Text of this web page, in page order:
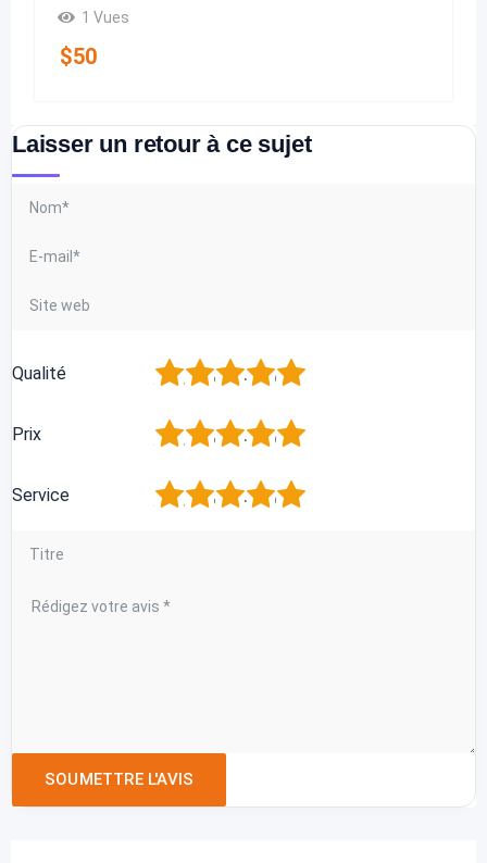
1 Vues
$50
Laisser un retour à ce sujet
Qualité 5
4
3
2
Prix 5
4
3
2
Service 5
4
3
2